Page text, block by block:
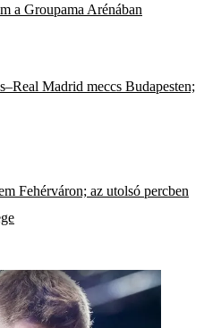
a Groupama Arénában
Madrid meccs Budapesten;
Fehérváron; az utolsó percben